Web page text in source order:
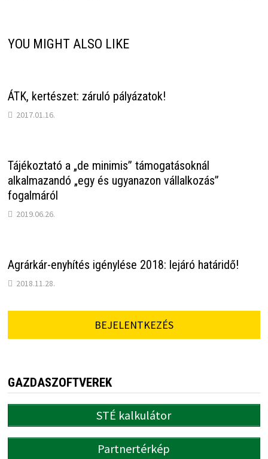
YOU MIGHT ALSO LIKE
ÁTK, kertészet: záruló pályázatok!
2017.01.16.
Tájékoztató a „de minimis” támogatásoknál
alkalmazandó „egy és ugyanazon vállalkozás”
fogalmáról
2019.06.26.
Agrárkár-enyhítés igénylése 2018: lejáró határidő!
2018.11.28.
BEJELENTKEZÉS
GAZDASZOFTVEREK
STÉ kalkulátor
Partnertérkép